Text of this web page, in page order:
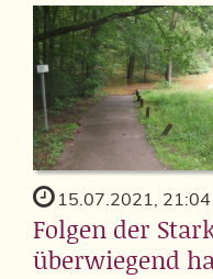
15.07.2021,
Folgen der
überwiegend